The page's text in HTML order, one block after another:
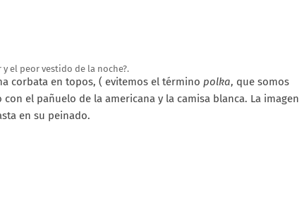
y el peor vestido de la noche?.
corbata en topos, ( evitemos el término polka, que somos
el pañuelo de la americana y la camisa blanca. La imagen
en su peinado.